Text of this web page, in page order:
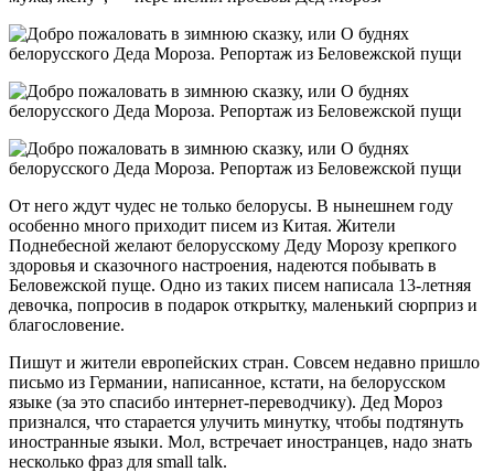
От него ждут чудес не только белорусы. В нынешнем году
особенно много приходит писем из Китая. Жители
Поднебесной желают белорусскому Деду Морозу крепкого
здоровья и сказочного настроения, надеются побывать в
Беловежской пуще. Одно из таких писем написала 13-летняя
девочка, попросив в подарок открытку, маленький сюрприз и
благословение.
Пишут и жители европейских стран. Совсем недавно пришло
письмо из Германии, написанное, кстати, на белорусском
языке (за это спасибо интернет-переводчику). Дед Мороз
признался, что старается улучить минутку, чтобы подтянуть
иностранные языки. Мол, встречает иностранцев, надо знать
несколько фраз для small talk.